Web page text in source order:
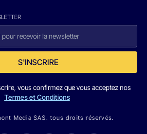
S'INSCRIRE
vous confirmez que vous acceptez nos
Termes et Conditions
Media SAS. tous droits réservés.